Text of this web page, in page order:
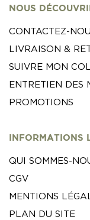
NOUS
CONTACTEZ-
LIVRAISON &
SUIVRE MON
ENTRETIEN DES
PROMOTIONS
INFORMATIONS
QUI SOMMES-
CGV
MENTIONS
PLAN DU SITE